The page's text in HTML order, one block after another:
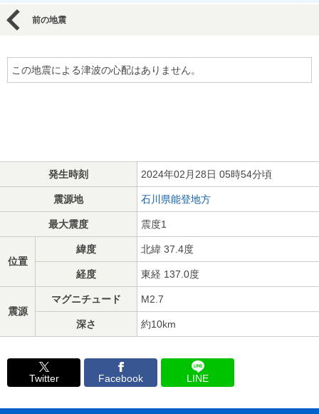
前の地震
この地震による津波の心配はありません。
発生時刻 2024年02月28日 05時54分頃
震源地 石川県能登地方
最大震度 震度1
位置
緯度 北緯 37.4度
経度 東経 137.0度
震源
マグニチュード M2.7
深さ 約10km
Twitter Facebook LINE